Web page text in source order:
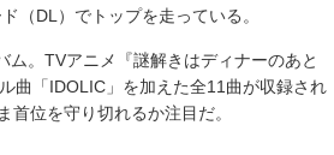
（DL）でトップを走っている。
。TVアニメ『謎解きはディナーのあと
曲「IDOLIC」を加えた全11曲が収録され
位を守り切れるか注目だ。